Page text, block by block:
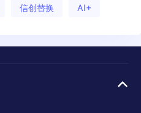
信创替换 AI+